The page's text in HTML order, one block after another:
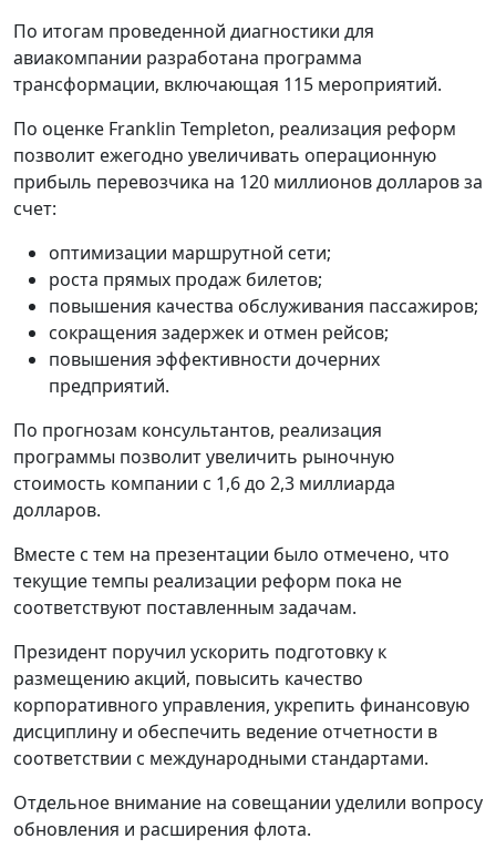
По итогам проведенной диагностики для
авиакомпании разработана программа
трансформации, включающая 115 мероприятий.
По оценке Franklin Templeton, реализация реформ
позволит ежегодно увеличивать операционную
прибыль перевозчика на 120 миллионов долларов за
счет:
оптимизации маршрутной сети;
роста прямых продаж билетов;
повышения качества обслуживания пассажиров;
сокращения задержек и отмен рейсов;
повышения эффективности дочерних
предприятий.
По прогнозам консультантов, реализация
программы позволит увеличить рыночную
стоимость компании с 1,6 до 2,3 миллиарда
долларов.
Вместе с тем на презентации было отмечено, что
текущие темпы реализации реформ пока не
соответствуют поставленным задачам.
Президент поручил ускорить подготовку к
размещению акций, повысить качество
корпоративного управления, укрепить финансовую
дисциплину и обеспечить ведение отчетности в
соответствии с международными стандартами.
Отдельное внимание на совещании уделили вопросу
обновления и расширения флота.